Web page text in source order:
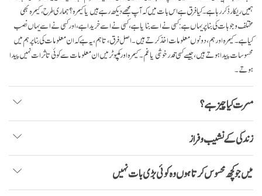
ہمیں ریکارڈ کر رہا ہے۔ کیا فرق ہے اس بات میں کہ آپ مجھے دیکھ رہے ہیں یا کیمرہ ؟ ہماری طرح، کیمرہ بھی
مختلف وجوہات کی بنا پر یہاں ہے: کسی نے اسے بنایا ہے، کسی نے اسے خریدا ہے، اور کسی نے اسے یہاں نصب
کیا ہے۔ کیمرہ اور ہم، دونوں معلومات اخذ کرتے ہیں۔ اصل فرق، تاہم، یہ ہے کہ ان معلومات کی بنا پر ہم میں
محسوسات پیدا ہوتے ہیں، جیسے کسی قدر خوشی یا غم۔ کیمرہ اور کمپیوٹر میں ان معلومات سے کوئی تاثرات نہیں پیدا
ہوتے۔
مسرت کیا چیز ہے؟
زندگی کے نشیب و فراز
میں جو کچھ محسوس کرتا ہوں وہ کوئی بڑی بات نہیں